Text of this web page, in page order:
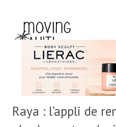
Raya : l’appli de